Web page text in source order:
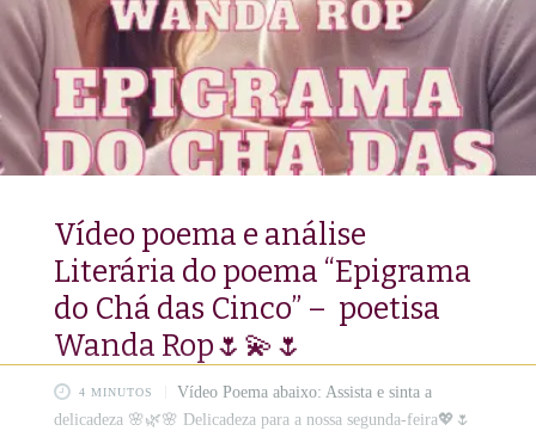
Vídeo poema e análise
Literária do poema “Epigrama
do Chá das Cinco” – poetisa
Wanda Rop🌷💫🌷
4 MINUTOS
Vídeo Poema abaixo: Assista e sinta a
delicadeza 🌸🌿🌸 Delicadeza para a nossa segunda-feira💖🌷